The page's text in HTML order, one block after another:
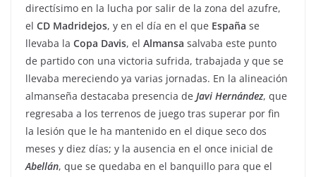
directísimo en la lucha por salir de la zona del azufre,
el CD Madridejos, y en el día en el que España se
llevaba la Copa Davis, el Almansa salvaba este punto
de partido con una victoria sufrida, trabajada y que se
llevaba mereciendo ya varias jornadas. En la alineación
almanseña destacaba presencia de Javi Hernández, que
regresaba a los terrenos de juego tras superar por fin
la lesión que le ha mantenido en el dique seco dos
meses y diez días; y la ausencia en el once inicial de
Abellán, que se quedaba en el banquillo para que el